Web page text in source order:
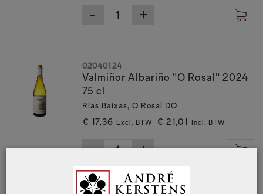
Valmiñor Albariño "O Rosal" 2024
75 cl
Rías Baixas, O Rosal DO
€ 17,36 Excl. BTW € 21,01 Incl. BTW
02040124